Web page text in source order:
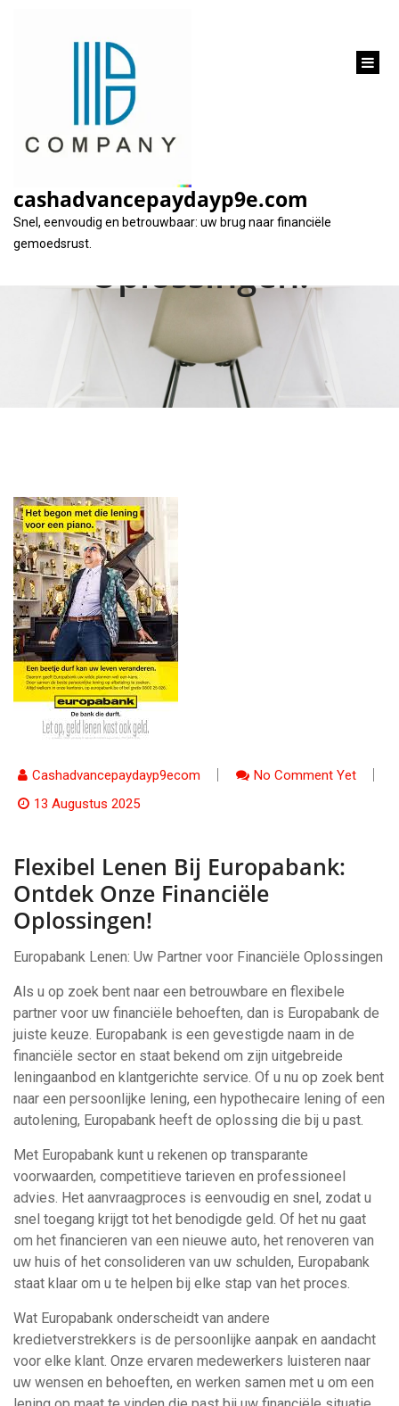
cashadvancepaydayp9e.com
Snel, eenvoudig en betrouwbaar: uw brug naar financiële
gemoedsrust.
Flexibel Lenen bij
Europabank: Ontdek
Onze Financiële
Oplossingen!
Cashadvancepaydayp9ecom
No Comment Yet
13 Augustus 2025
Flexibel Lenen Bij Europabank:
Ontdek Onze Financiële
Oplossingen!
Europabank Lenen: Uw Partner voor Financiële Oplossingen
Als u op zoek bent naar een betrouwbare en flexibele
partner voor uw financiële behoeften, dan is Europabank de
juiste keuze. Europabank is een gevestigde naam in de
financiële sector en staat bekend om zijn uitgebreide
leningaanbod en klantgerichte service. Of u nu op zoek bent
naar een persoonlijke lening, een hypothecaire lening of een
autolening, Europabank heeft de oplossing die bij u past.
Met Europabank kunt u rekenen op transparante
voorwaarden, competitieve tarieven en professioneel
advies. Het aanvraagproces is eenvoudig en snel, zodat u
snel toegang krijgt tot het benodigde geld. Of het nu gaat
om het financieren van een nieuwe auto, het renoveren van
uw huis of het consolideren van uw schulden, Europabank
staat klaar om u te helpen bij elke stap van het proces.
Wat Europabank onderscheidt van andere
kredietverstrekkers is de persoonlijke aanpak en aandacht
voor elke klant. Onze ervaren medewerkers luisteren naar
uw wensen en behoeften, en werken samen met u om een